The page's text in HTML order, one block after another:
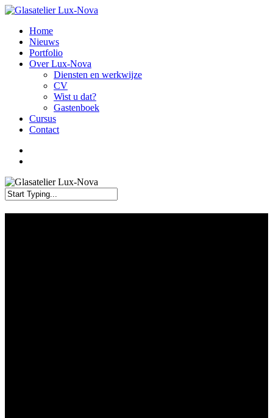
Skip
main
content
search
Menu
Home
Nieuws
Portfolio
Over Lux-Nova
Diensten en werkwijze
CV
Wist u dat?
Gastenboek
Cursus
Contact
Search